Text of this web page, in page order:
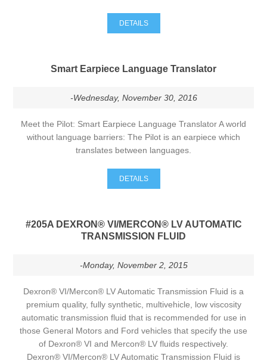
DETAILS
Smart Earpiece Language Translator
-Wednesday, November 30, 2016
Meet the Pilot: Smart Earpiece Language Translator A world
without language barriers: The Pilot is an earpiece which
translates between languages.
DETAILS
#205A DEXRON® VI/MERCON® LV AUTOMATIC
TRANSMISSION FLUID
-Monday, November 2, 2015
Dexron® VI/Mercon® LV Automatic Transmission Fluid is a
premium quality, fully synthetic, multivehicle, low viscosity
automatic transmission fluid that is recommended for use in
those General Motors and Ford vehicles that specify the use
of Dexron® VI and Mercon® LV fluids respectively.
Dexron® VI/Mercon® LV Automatic Transmission Fluid is